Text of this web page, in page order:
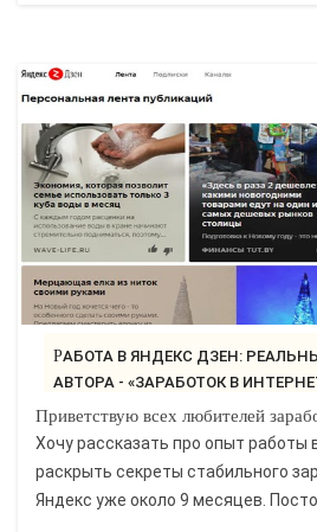
РАБОТА В ЯНДЕКС ДЗЕН: РЕАЛЬНЫЙ ОТЗЫВ ОТ
АВТОРА - «ЗАРАБОТОК В
Приветствую всех любителей
Хочу рассказать про опыт работы
раскрыть секреты стабильного
Яндекс уже около 9 месяцев.